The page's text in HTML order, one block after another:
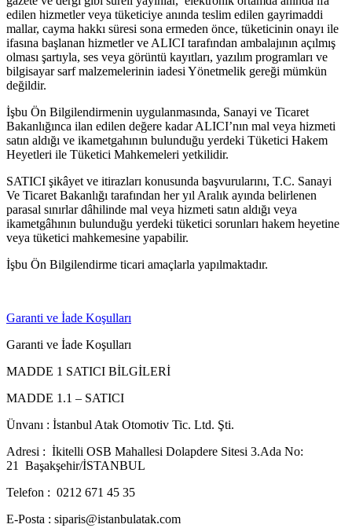
edilen hizmetler veya tüketiciye anında teslim edilen gayrimaddi
mallar, cayma hakkı süresi sona ermeden önce, tüketicinin onayı ile
ifasına başlanan hizmetler ve ALICI tarafından ambalajının açılmış
olması şartıyla, ses veya görüntü kayıtları, yazılım programları ve
bilgisayar sarf malzemelerinin iadesi Yönetmelik gereği mümkün
değildir.
İşbu Ön Bilgilendirmenin uygulanmasında, Sanayi ve Ticaret
Bakanlığınca ilan edilen değere kadar ALICI’nın mal veya hizmeti
satın aldığı ve ikametgahının bulunduğu yerdeki Tüketici Hakem
Heyetleri ile Tüketici Mahkemeleri yetkilidir.
SATICI şikâyet ve itirazları konusunda başvurularını, T.C. Sanayi
Ve Ticaret Bakanlığı tarafından her yıl Aralık ayında belirlenen
parasal sınırlar dâhilinde mal veya hizmeti satın aldığı veya
ikametgâhının bulunduğu yerdeki tüketici sorunları hakem heyetine
veya tüketici mahkemesine yapabilir.
İşbu Ön Bilgilendirme ticari amaçlarla yapılmaktadır.
Garanti ve İade Koşulları
Garanti ve İade Koşulları
MADDE 1 SATICI BİLGİLERİ
MADDE 1.1 – SATICI
Ünvanı : İstanbul Atak Otomotiv Tic. Ltd. Şti.
Adresi : İkitelli OSB Mahallesi Dolapdere Sitesi 3.Ada No:
21 Başakşehir/İSTANBUL
Telefon : 0212 671 45 35
E-Posta : siparis@istanbulatak.com